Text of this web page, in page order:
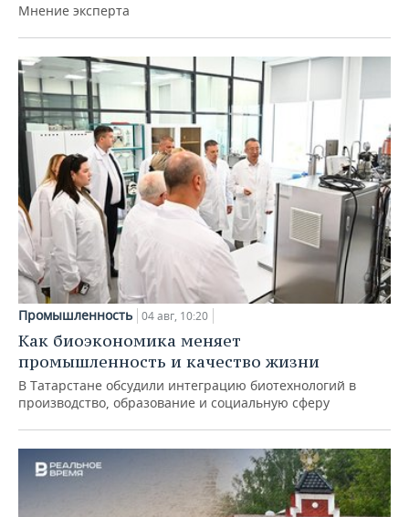
Мнение эксперта
Промышленность 04 авг, 10:20
Как биоэкономика меняет
промышленность и качество жизни
В Татарстане обсудили интеграцию биотехнологий в
производство, образование и социальную сферу